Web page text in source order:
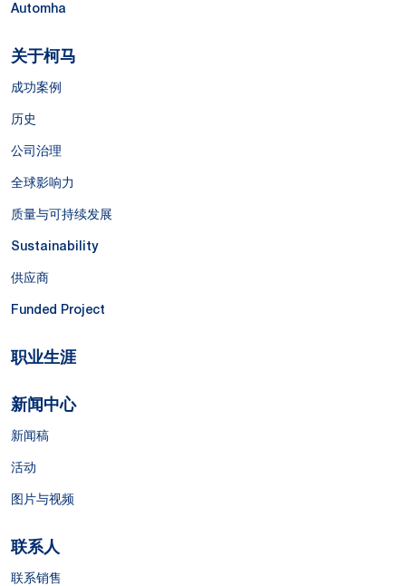
Automha
关于柯马
成功案例
历史
公司治理
全球影响力
质量与可持续发展
Sustainability
供应商
Funded Project
职业生涯
新闻中心
新闻稿
活动
图片与视频
联系人
联系销售